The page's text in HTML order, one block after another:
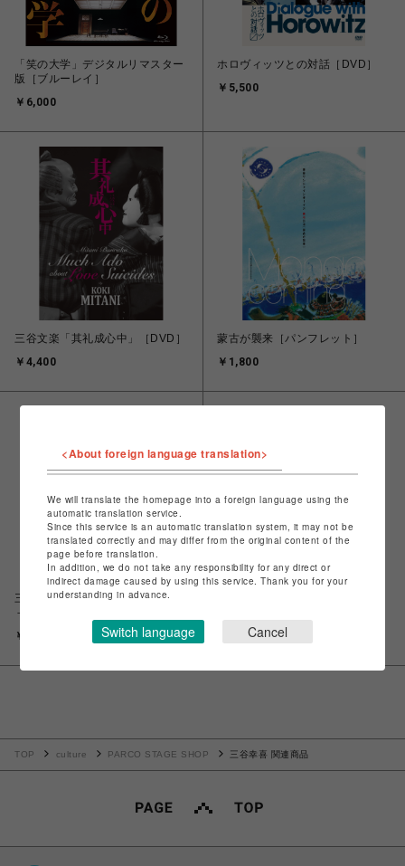
「笑の大学」デジタルリマスター
版［ブルーレイ］
￥6,000
ホロヴィッツとの対話［DVD］
￥5,500
三谷文楽「其礼成心中」［DVD］
￥4,400
蒙古が襲来［パンフレット］
￥1,800
三谷幸喜 芸術家三部作 －愛蔵版
－［ブルーレイBOX］
￥16,500
￥7,700
TOP culture PARCO STAGE SHOP 三谷幸喜 関連商品
<About foreign language translation>
We will translate the homepage into a foreign language using the
automatic translation service.
Since this service is an automatic translation system, it may not be
translated correctly and may differ from the original content of the
page before translation.
In addition, we do not take any responsibility for any direct or
indirect damage caused by using this service. Thank you for your
understanding in advance.
Switch language Cancel